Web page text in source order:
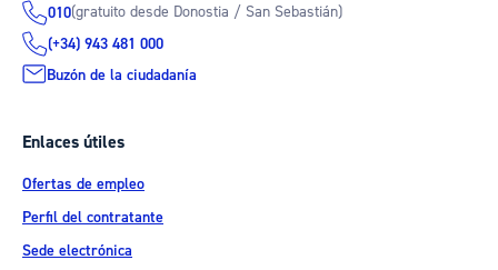
010(gratuito desde Donostia / San Sebastián)
(+34) 943 481 000
Buzón de la ciudadanía
Enlaces útiles
Ofertas de empleo
Perfil del contratante
Sede electrónica